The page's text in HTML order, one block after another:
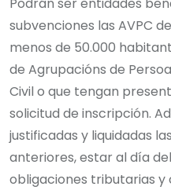
subvenciones las AVPC
menos de 50.000
de Agrupacións de
Civil o que tengan
solicitud de inscripción.
justificadas y liquidadas
anteriores, estar al día
obligaciones tributarias y